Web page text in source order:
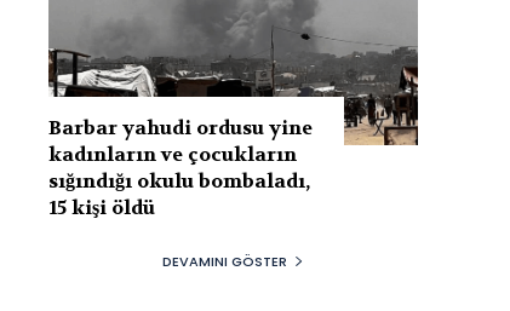
Barbar yahudi ordusu yine
kadınların ve çocukların
sığındığı okulu bombaladı,
15 kişi öldü
DEVAMINI GÖSTER